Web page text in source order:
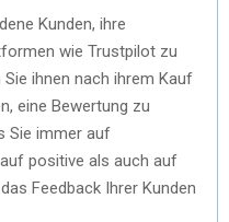
Kunden, ihre
wie Trustpilot zu
ihnen nach ihrem Kauf
eine Bewertung zu
Sie immer auf
positive als auch auf
Feedback Ihrer Kunden